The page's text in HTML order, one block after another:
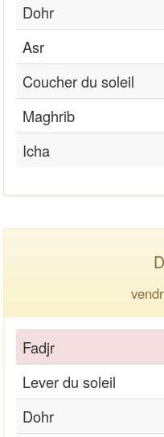
Dohr
Asr
Coucher du soleil
Maghrib
Icha
Fadjr
Lever du soleil
Dohr